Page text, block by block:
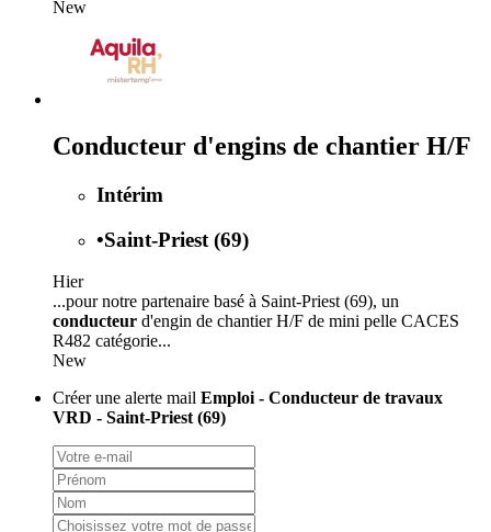
New
Conducteur d'engins de chantier H/F
Intérim
•Saint-Priest (69)
Hier
...pour notre partenaire basé à Saint-Priest (69), un
conducteur d'engin de chantier H/F de mini pelle CACES
R482 catégorie...
New
Créer une alerte mail Emploi - Conducteur de travaux
VRD - Saint-Priest (69)